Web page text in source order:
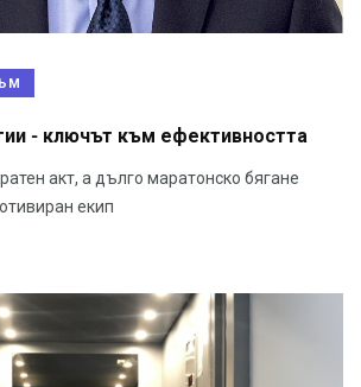
- ключът към ефективността
акт, а дълго маратонско бягане
екип